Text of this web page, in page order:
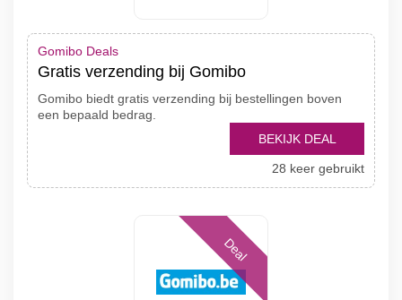
Gomibo Deals
Gratis verzending bij Gomibo
Gomibo biedt gratis verzending bij bestellingen boven
een bepaald bedrag.
BEKIJK DEAL
28 keer gebruikt
Deal